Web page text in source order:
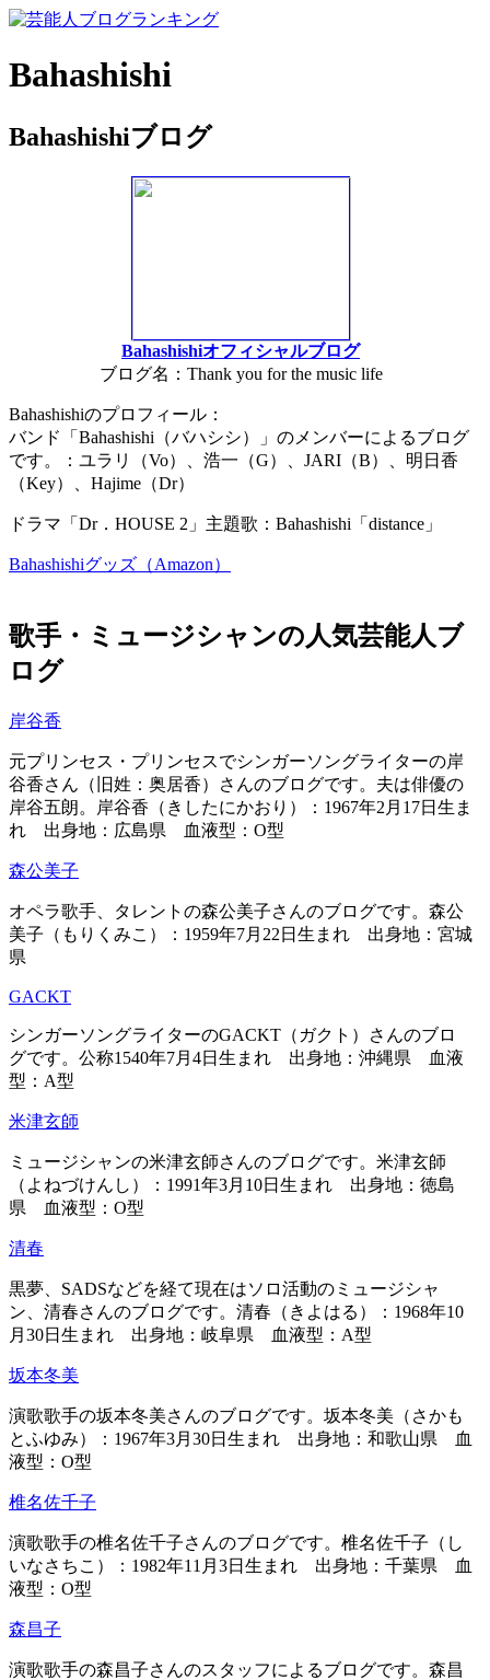
Bahashishi
Bahashishiブログ
Bahashishiオフィシャルブログ
ブログ名：Thank you for the music life
Bahashishiのプロフィール：
バンド「Bahashishi（バハシシ）」のメンバーによるブログ
です。：ユラリ（Vo）、浩一（G）、JARI（B）、明日香
（Key）、Hajime（Dr）
ドラマ「Dr．HOUSE 2」主題歌：Bahashishi「distance」
Bahashishiグッズ（Amazon）
歌手・ミュージシャンの人気芸能人ブ
ログ
岸谷香
元プリンセス・プリンセスでシンガーソングライターの岸
谷香さん（旧姓：奥居香）さんのブログです。夫は俳優の
岸谷五朗。岸谷香（きしたにかおり）：1967年2月17日生ま
れ 出身地：広島県 血液型：O型
森公美子
オペラ歌手、タレントの森公美子さんのブログです。森公
美子（もりくみこ）：1959年7月22日生まれ 出身地：宮城
県
GACKT
シンガーソングライターのGACKT（ガクト）さんのブロ
グです。公称1540年7月4日生まれ 出身地：沖縄県 血液
型：A型
米津玄師
ミュージシャンの米津玄師さんのブログです。米津玄師
（よねづけんし）：1991年3月10日生まれ 出身地：徳島
県 血液型：O型
清春
黒夢、SADSなどを経て現在はソロ活動のミュージシャ
ン、清春さんのブログです。清春（きよはる）：1968年10
月30日生まれ 出身地：岐阜県 血液型：A型
坂本冬美
演歌歌手の坂本冬美さんのブログです。坂本冬美（さかも
とふゆみ）：1967年3月30日生まれ 出身地：和歌山県 血
液型：O型
椎名佐千子
演歌歌手の椎名佐千子さんのブログです。椎名佐千子（し
いなさちこ）：1982年11月3日生まれ 出身地：千葉県 血
液型：O型
森昌子
演歌歌手の森昌子さんのスタッフによるブログです。森昌